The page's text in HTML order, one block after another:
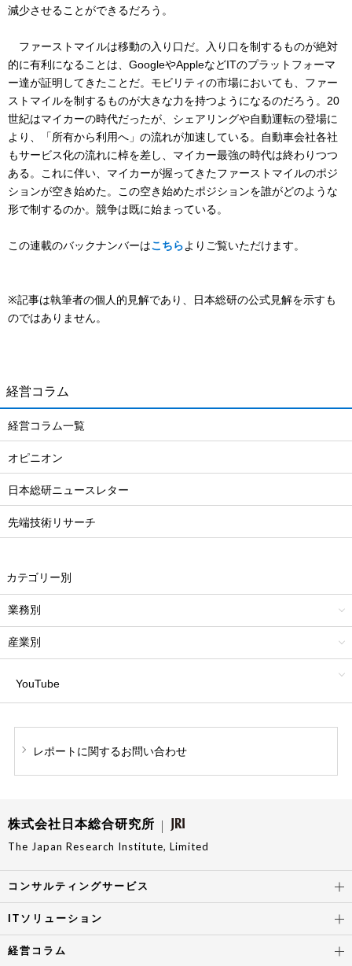
減少させることができるだろう。
ファーストマイルは移動の入り口だ。入り口を制するものが絶対
的に有利になることは、GoogleやAppleなどITのプラットフォーマ
ー達が証明してきたことだ。モビリティの市場においても、ファー
ストマイルを制するものが大きな力を持つようになるのだろう。20
世紀はマイカーの時代だったが、シェアリングや自動運転の登場に
より、「所有から利用へ」の流れが加速している。自動車会社各社
もサービス化の流れに棹を差し、マイカー最強の時代は終わりつつ
ある。これに伴い、マイカーが握ってきたファーストマイルのポジ
ションが空き始めた。この空き始めたポジションを誰がどのような
形で制するのか。競争は既に始まっている。
この連載のバックナンバーはこちらよりご覧いただけます。
※記事は執筆者の個人的見解であり、日本総研の公式見解を示すも
のではありません。
経営コラム
経営コラム一覧
オピニオン
日本総研ニュースレター
先端技術リサーチ
カテゴリー別
業務別
産業別
YouTube
レポートに関するお問い合わせ
株式会社日本総合研究所
The Japan Research Institute, Limited
コンサルティングサービス
ITソリューション
経営コラム